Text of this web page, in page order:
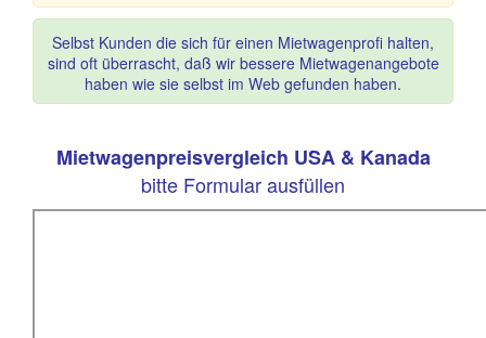
Selbst Kunden die sich für einen Mietwagenprofi halten,
sind oft überrascht, daß wir bessere Mietwagenangebote
haben wie sie selbst im Web gefunden haben.
Mietwagenpreisvergleich USA & Kanada
bitte Formular ausfüllen